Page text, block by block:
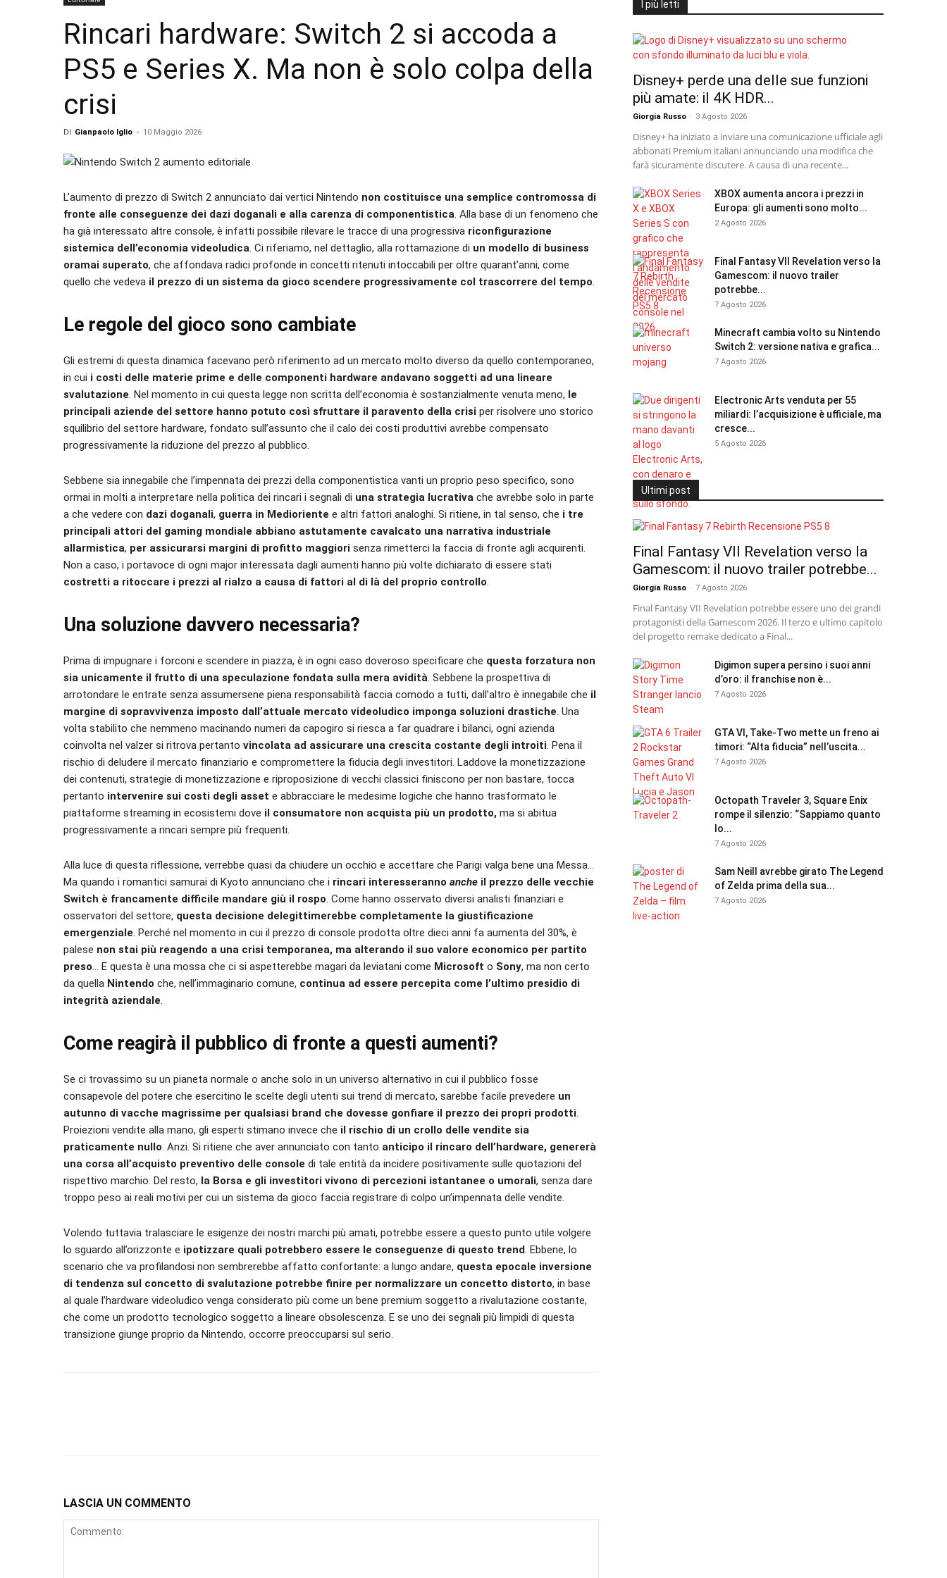
Rincari hardware: Switch 2 si accoda a
PS5 e Series X. Ma non è solo colpa della
crisi
Di Gianpaolo Iglio - 10 Maggio 2026
L’aumento di prezzo di Switch 2 annunciato dai vertici Nintendo non costituisce una semplice contromossa di
fronte alle conseguenze dei dazi doganali e alla carenza di componentistica. Alla base di un fenomeno che
ha già interessato altre console, è infatti possibile rilevare le tracce di una progressiva riconfigurazione
sistemica dell’economia videoludica. Ci riferiamo, nel dettaglio, alla rottamazione di un modello di business
oramai superato, che affondava radici profonde in concetti ritenuti intoccabili per oltre quarant’anni, come
quello che vedeva il prezzo di un sistema da gioco scendere progressivamente col trascorrere del tempo.
Le regole del gioco sono cambiate
Gli estremi di questa dinamica facevano però riferimento ad un mercato molto diverso da quello contemporaneo,
in cui i costi delle materie prime e delle componenti hardware andavano soggetti ad una lineare
svalutazione. Nel momento in cui questa legge non scritta dell’economia è sostanzialmente venuta meno, le
principali aziende del settore hanno potuto così sfruttare il paravento della crisi per risolvere uno storico
squilibrio del settore hardware, fondato sull’assunto che il calo dei costi produttivi avrebbe compensato
progressivamente la riduzione del prezzo al pubblico.
Sebbene sia innegabile che l’impennata dei prezzi della componentistica vanti un proprio peso specifico, sono
ormai in molti a interpretare nella politica dei rincari i segnali di una strategia lucrativa che avrebbe solo in parte
a che vedere con dazi doganali, guerra in Medioriente e altri fattori analoghi. Si ritiene, in tal senso, che i tre
principali attori del gaming mondiale abbiano astutamente cavalcato una narrativa industriale
allarmistica, per assicurarsi margini di profitto maggiori senza rimetterci la faccia di fronte agli acquirenti.
Non a caso, i portavoce di ogni major interessata dagli aumenti hanno più volte dichiarato di essere stati
costretti a ritoccare i prezzi al rialzo a causa di fattori al di là del proprio controllo.
Una soluzione davvero necessaria?
Prima di impugnare i forconi e scendere in piazza, è in ogni caso doveroso specificare che questa forzatura non
sia unicamente il frutto di una speculazione fondata sulla mera avidità. Sebbene la prospettiva di
arrotondare le entrate senza assumersene piena responsabilità faccia comodo a tutti, dall’altro è innegabile che il
margine di sopravvivenza imposto dall’attuale mercato videoludico imponga soluzioni drastiche. Una
volta stabilito che nemmeno macinando numeri da capogiro si riesca a far quadrare i bilanci, ogni azienda
coinvolta nel valzer si ritrova pertanto vincolata ad assicurare una crescita costante degli introiti. Pena il
rischio di deludere il mercato finanziario e compromettere la fiducia degli investitori. Laddove la monetizzazione
dei contenuti, strategie di monetizzazione e riproposizione di vecchi classici finiscono per non bastare, tocca
pertanto intervenire sui costi degli asset e abbracciare le medesime logiche che hanno trasformato le
piattaforme streaming in ecosistemi dove il consumatore non acquista più un prodotto, ma si abitua
progressivamente a rincari sempre più frequenti.
Alla luce di questa riflessione, verrebbe quasi da chiudere un occhio e accettare che Parigi valga bene una Messa…
Ma quando i romantici samurai di Kyoto annunciano che i rincari interesseranno anche il prezzo delle vecchie
Switch è francamente difficile mandare giù il rospo. Come hanno osservato diversi analisti finanziari e
osservatori del settore, questa decisione delegittimerebbe completamente la giustificazione
emergenziale. Perché nel momento in cui il prezzo di console prodotta oltre dieci anni fa aumenta del 30%, è
palese non stai più reagendo a una crisi temporanea, ma alterando il suo valore economico per partito
preso… E questa è una mossa che ci si aspetterebbe magari da leviatani come Microsoft o Sony, ma non certo
da quella Nintendo che, nell’immaginario comune, continua ad essere percepita come l’ultimo presidio di
integrità aziendale.
Come reagirà il pubblico di fronte a questi aumenti?
Se ci trovassimo su un pianeta normale o anche solo in un universo alternativo in cui il pubblico fosse
consapevole del potere che esercitino le scelte degli utenti sui trend di mercato, sarebbe facile prevedere un
autunno di vacche magrissime per qualsiasi brand che dovesse gonfiare il prezzo dei propri prodotti.
Proiezioni vendite alla mano, gli esperti stimano invece che il rischio di un crollo delle vendite sia
praticamente nullo. Anzi. Si ritiene che aver annunciato con tanto anticipo il rincaro dell’hardware, genererà
una corsa all’acquisto preventivo delle console di tale entità da incidere positivamente sulle quotazioni del
rispettivo marchio. Del resto, la Borsa e gli investitori vivono di percezioni istantanee o umorali, senza dare
troppo peso ai reali motivi per cui un sistema da gioco faccia registrare di colpo un’impennata delle vendite.
Volendo tuttavia tralasciare le esigenze dei nostri marchi più amati, potrebbe essere a questo punto utile volgere
lo sguardo all’orizzonte e ipotizzare quali potrebbero essere le conseguenze di questo trend. Ebbene, lo
scenario che va profilandosi non sembrerebbe affatto confortante: a lungo andare, questa epocale inversione
di tendenza sul concetto di svalutazione potrebbe finire per normalizzare un concetto distorto, in base
al quale l’hardware videoludico venga considerato più come un bene premium soggetto a rivalutazione costante,
che come un prodotto tecnologico soggetto a lineare obsolescenza. E se uno dei segnali più limpidi di questa
transizione giunge proprio da Nintendo, occorre preoccuparsi sul serio.
LASCIA UN COMMENTO
I più letti
Disney+ perde una delle sue funzioni
più amate: il 4K HDR...
Giorgia Russo - 3 Agosto 2026
Disney+ ha iniziato a inviare una comunicazione ufficiale agli
abbonati Premium italiani annunciando una modifica che
farà sicuramente discutere. A causa di una recente...
XBOX aumenta ancora i prezzi in
Europa: gli aumenti sono molto...
2 Agosto 2026
Final Fantasy VII Revelation verso la
Gamescom: il nuovo trailer
potrebbe...
7 Agosto 2026
Minecraft cambia volto su Nintendo
Switch 2: versione nativa e grafica...
7 Agosto 2026
Electronic Arts venduta per 55
miliardi: l’acquisizione è ufficiale, ma
cresce...
5 Agosto 2026
Ultimi post
Final Fantasy VII Revelation verso la
Gamescom: il nuovo trailer potrebbe...
Giorgia Russo - 7 Agosto 2026
Final Fantasy VII Revelation potrebbe essere uno dei grandi
protagonisti della Gamescom 2026. Il terzo e ultimo capitolo
del progetto remake dedicato a Final...
Digimon supera persino i suoi anni
d’oro: il franchise non è...
7 Agosto 2026
GTA VI, Take-Two mette un freno ai
timori: “Alta fiducia” nell’uscita...
7 Agosto 2026
Octopath Traveler 3, Square Enix
rompe il silenzio: “Sappiamo quanto
lo...
7 Agosto 2026
Sam Neill avrebbe girato The Legend
of Zelda prima della sua...
7 Agosto 2026